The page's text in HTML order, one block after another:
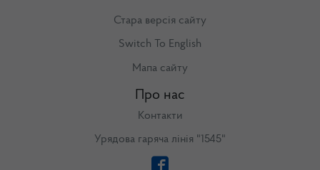
Стара версія сайту
Switch To English
Мапа сайту
Про нас
Контакти
Урядова гаряча лінія "1545"